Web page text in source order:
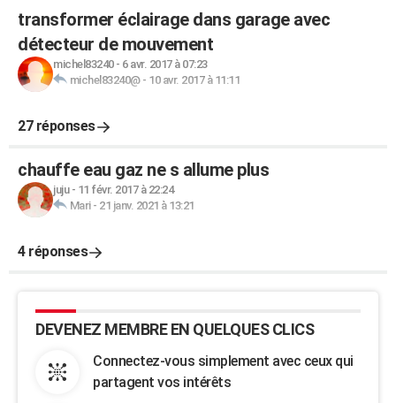
transformer éclairage dans garage avec
détecteur de mouvement
michel83240- 6 avr. 2017 à 07:23
michel83240@- 10 avr. 2017 à 11:11
27 réponses
chauffe eau gaz ne s allume plus
juju- 11 févr. 2017 à 22:24
Mari- 21 janv. 2021 à 13:21
4 réponses
DEVENEZ MEMBRE EN QUELQUES CLICS
Connectez-vous simplement avec ceux qui
partagent vos intérêts